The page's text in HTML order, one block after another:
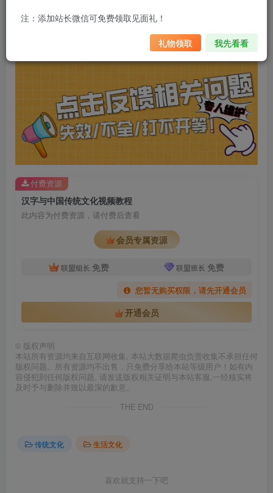
朋友圈不定时发福利（开通会员免
费获取资源）
汉字与中国传统文化视频教程
此内容为付费资源，请付费后查看
会员专属资源
联盟组长 免费 联盟班长 免费
您暂无购买权限，请先开通会员
开通会员
付费资源
© 版权声明
本站所有资源均来自互联网收集, 本站大数据爬虫负责收集不承担任何
版权问题。所有资源均不出售，只免费分享给本站等级用户！如有内
容侵犯到任何版权问题, 请发送版权相关证明与本站客服,一经核实将
及时予与删除并致以最深的歉意。
THE END
传统文化 生活文化
喜欢就支持一下吧
注：添加站长微信可免费领取见面礼！
礼物领取 我先看看